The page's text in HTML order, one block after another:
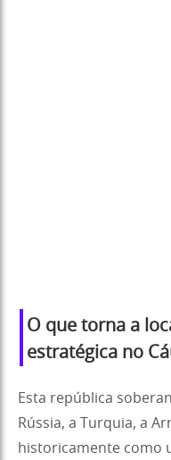
O que torna a
estratégica no
Esta república
Rússia, a Turquia, a
historicamente como